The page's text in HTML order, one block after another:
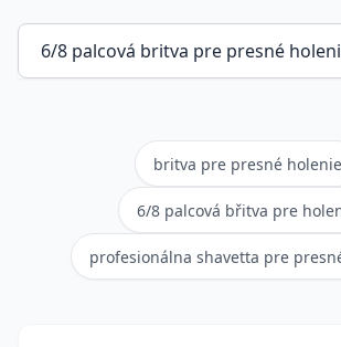
britva pre presné holenie
6/8 palcová břitva pre
profesionálna shavetta pre